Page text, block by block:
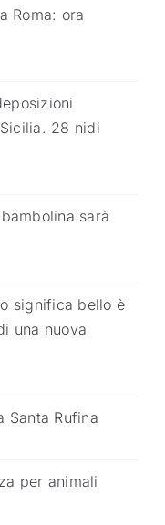
Roma: ora
28 nidi
sarà
significa bello è
una nuova
Santa Rufina
per animali